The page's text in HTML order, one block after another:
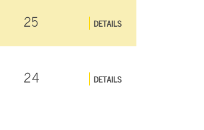
25 DETAILS
24 DETAILS